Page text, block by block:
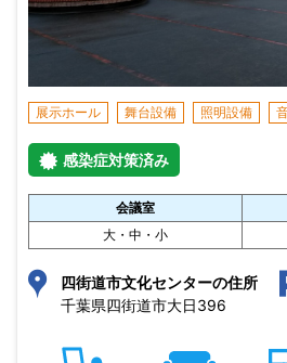
展示ホール 舞台設備 照明設備
感染症対策済み
会議室
大・中・小
四街道市文化センターの住所
千葉県四街道市大日396